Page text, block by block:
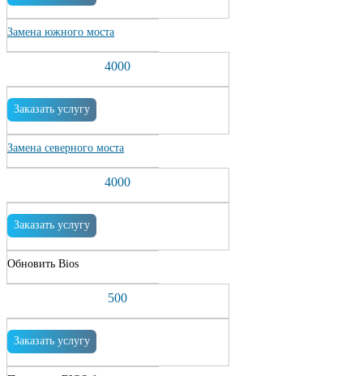
Замена южного моста
4000
Заказать услугу
Замена северного моста
4000
Заказать услугу
Обновить Bios
500
Заказать услугу